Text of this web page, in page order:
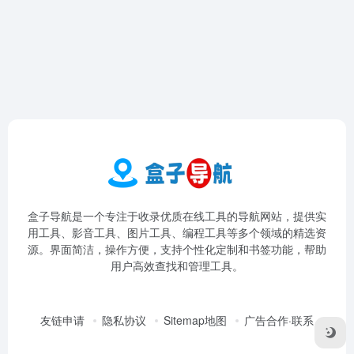
盒子导航是一个专注于收录优质在线工具的导航网站，提供实
用工具、影音工具、图片工具、编程工具等多个领域的精选资
源。界面简洁，操作方便，支持个性化定制和书签功能，帮助
用户高效查找和管理工具。
友链申请 隐私协议 Sitemap地图 广告合作·联系